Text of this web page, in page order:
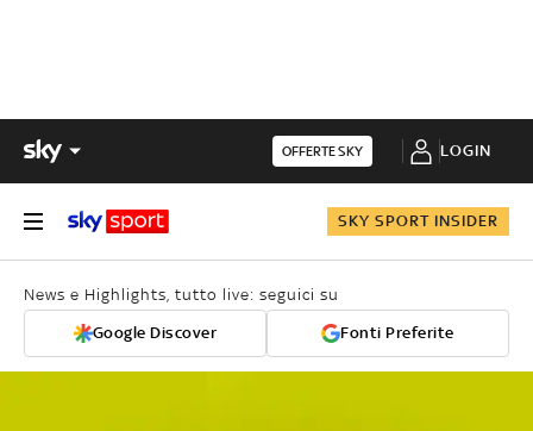
OFFERTE SKY LOGIN
SKY SPORT INSIDER
News e Highlights, tutto live: seguici su
Google Discover Fonti Preferite